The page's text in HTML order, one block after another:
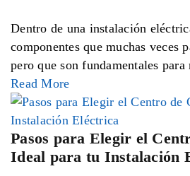
Dentro de una instalación
componentes que muchas veces
pero que son fundamentales para
Read More
Pasos para Elegir el
Ideal para tu Instalación